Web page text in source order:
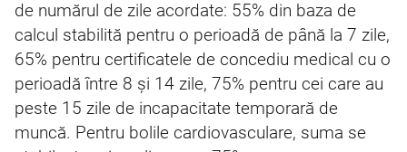
de numărul de zile acordate: 55% din baza de
calcul stabilită pentru o perioadă de până la 7 zile,
65% pentru certificatele de concediu medical cu o
perioadă între 8 și 14 zile, 75% pentru cei care au
peste 15 zile de incapacitate temporară de
muncă. Pentru bolile cardiovasculare, suma se